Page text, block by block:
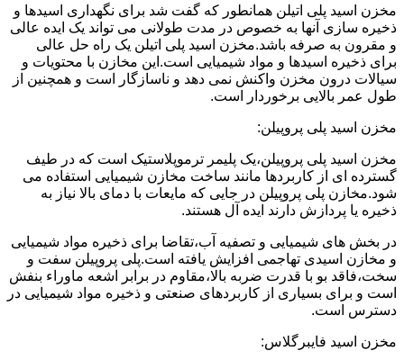
مخزن اسید پلی اتیلن همانطور که گفت شد برای نگهداری اسیدها و
ذخیره سازی آنها به خصوص در مدت طولانی می تواند یک ایده عالی
و مقرون به صرفه باشد.مخزن اسید پلی اتیلن یک راه حل عالی
برای ذخیره اسیدها و مواد شیمیایی است.این مخازن با محتویات و
سیالات درون مخزن واکنش نمی دهد و ناسازگار است و همچنین از
طول عمر بالایی برخوردار است.
مخزن اسید پلی پروپیلن:
مخزن اسید پلی پروپیلن،یک پلیمر ترموپلاستیک است که در طیف
گسترده ای از کاربردها مانند ساخت مخازن شیمیایی استفاده می
شود.مخازن پلی پروپیلن در جایی که مایعات با دمای بالا نیاز به
ذخیره یا پردازش دارند ایده آل هستند.
در بخش های شیمیایی و تصفیه آب،تقاضا برای ذخیره مواد شیمیایی
و مخازن اسیدی تهاجمی افزایش یافته است.پلی پروپیلن سفت و
سخت،فاقد بو با قدرت ضربه بالا،مقاوم در برابر اشعه ماوراء بنفش
است و برای بسیاری از کاربردهای صنعتی و ذخیره مواد شیمیایی در
دسترس است.
مخزن اسید فایبرگلاس: